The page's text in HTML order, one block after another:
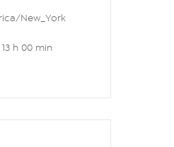
New_York
h 00 min